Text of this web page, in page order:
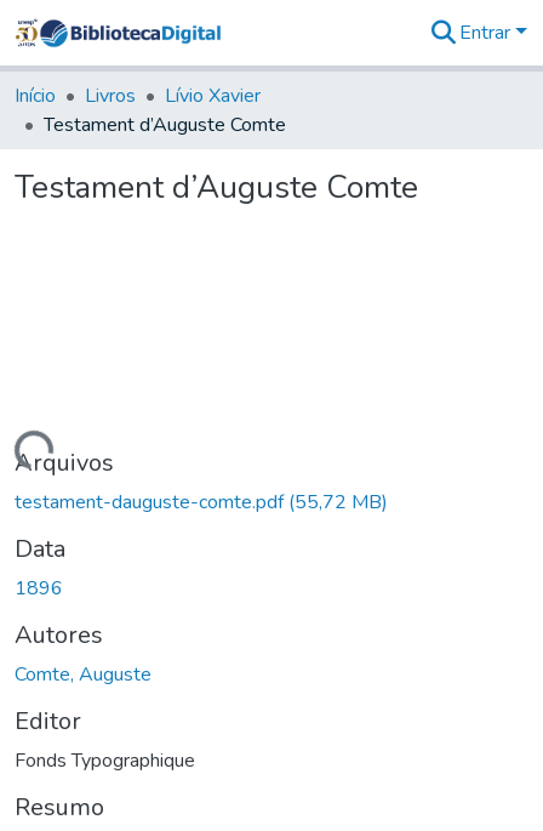
&
Coleções
Tudo na
Digital
Entrar
Início Livros
Lívio Xavier
Testament d’Auguste Comte
Testament d’Auguste Comte
Arquivos
testament-dauguste-comte.pdf(55,72 MB)
Data
1896
Autores
Comte, Auguste
Editor
Fonds Typographique
Resumo